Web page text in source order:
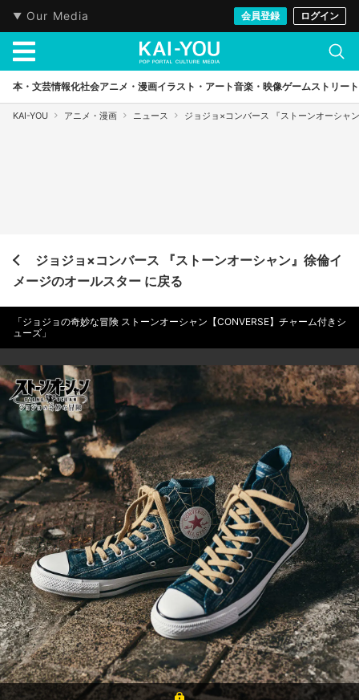
Our Media 会員登録 ログイン
本・文芸情報化社会アニメ・漫画イラスト・アート音楽・映像ゲームストリート
KAI-YOU アニメ・漫画 ニュース ジョジョ×コンバース 『ストーンオーシャ
ジョジョ×コンバース 『ストーンオーシャン』徐倫イ
メージのオールスター に戻る
「ジョジョの奇妙な冒険 ストーンオーシャン【CONVERSE】チャーム付きシ
ューズ」